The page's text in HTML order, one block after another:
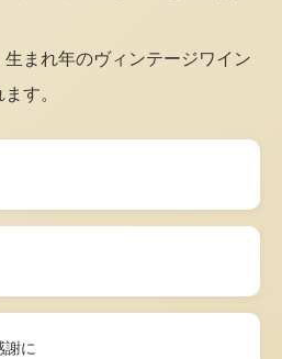
生まれ年のヴィンテージワイン
す。
謝に